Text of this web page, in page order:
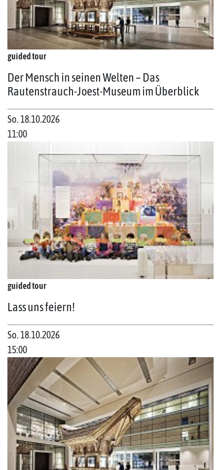
guided tour
Der Mensch in seinen Welten – Das
Rautenstrauch-Joest-Museum im Überblick
So. 18.10.2026
11:00
guided tour
Lass uns feiern!
So. 18.10.2026
15:00